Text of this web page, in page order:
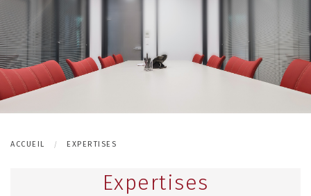
CARRIÈRES
ACTUALITÉS
ACCUEIL EXPERTISES
Expertises